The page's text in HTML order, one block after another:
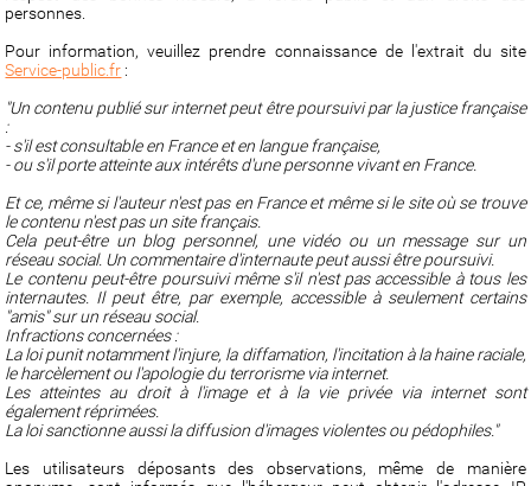
personnes.
Pour information, veuillez prendre connaissance de l'extrait du site
Service-public.fr :
"Un contenu publié sur internet peut être poursuivi par la justice française
:
- s'il est consultable en France et en langue française,
- ou s'il porte atteinte aux intérêts d'une personne vivant en France.
Et ce, même si l'auteur n'est pas en France et même si le site où se trouve
le contenu n'est pas un site français.
Cela peut-être un blog personnel, une vidéo ou un message sur un
réseau social. Un commentaire d'internaute peut aussi être poursuivi.
Le contenu peut-être poursuivi même s'il n'est pas accessible à tous les
internautes. Il peut être, par exemple, accessible à seulement certains
"amis" sur un réseau social.
Infractions concernées :
La loi punit notamment l'injure, la diffamation, l'incitation à la haine raciale,
le harcèlement ou l'apologie du terrorisme via internet.
Les atteintes au droit à l'image et à la vie privée via internet sont
également réprimées.
La loi sanctionne aussi la diffusion d'images violentes ou pédophiles."
Les utilisateurs déposants des observations, même de manière